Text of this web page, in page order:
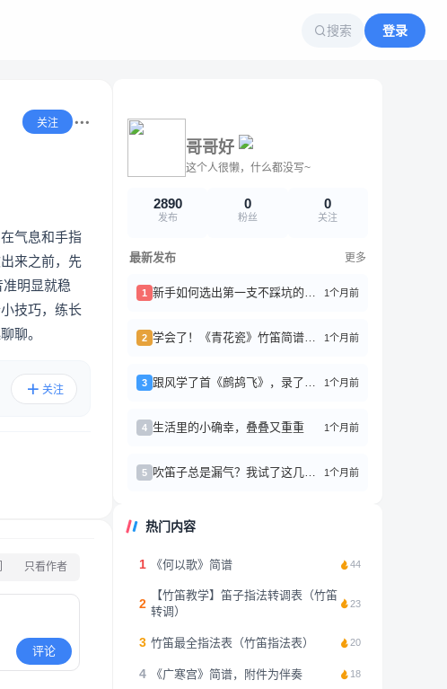
搜索 登录
关注
气息和手指
来之前，先
明显就稳
技巧，练长
聊。
关注
只看作者
评论
哥哥好
这个人很懒，什么都没写~
2890
发布
0
粉丝
0
关注
最新发布 更多
1 新手如何选出第一支不踩坑的竹笛？ 1个月前
2 学会了！《青花瓷》竹笛简谱分享 1个月前
3 跟风学了首《鹧鸪飞》，录了好几遍才稍微能听 1个月前
4 生活里的小确幸，叠叠又重重 1个月前
5 吹笛子总是漏气？我试了这几个方法真的有效！ 1个月前
热门内容
1 《何以歌》简谱 44
2
【竹笛教学】笛子指法转调表（竹笛
转调）
23
3 竹笛最全指法表（竹笛指法表） 20
4 《广寒宫》简谱，附件为伴奏 18